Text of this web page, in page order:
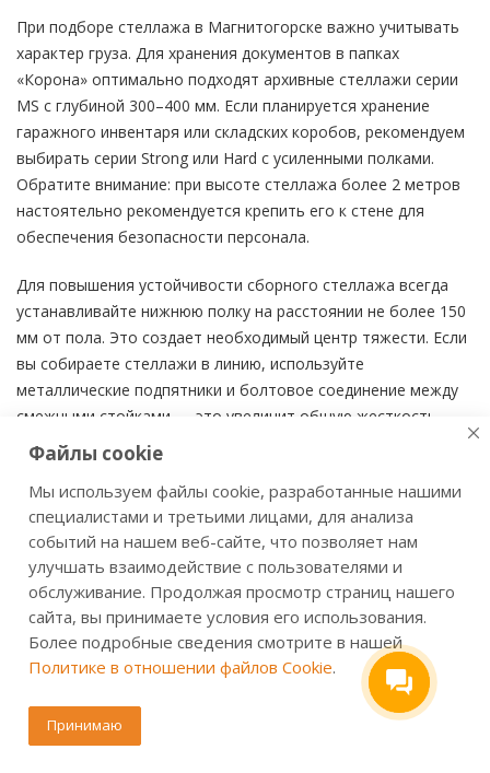
При подборе стеллажа в Магнитогорске важно учитывать
характер груза. Для хранения документов в папках
«Корона» оптимально подходят архивные стеллажи серии
MS с глубиной 300–400 мм. Если планируется хранение
гаражного инвентаря или складских коробов, рекомендуем
выбирать серии Strong или Hard с усиленными полками.
Обратите внимание: при высоте стеллажа более 2 метров
настоятельно рекомендуется крепить его к стене для
обеспечения безопасности персонала.
Для повышения устойчивости сборного стеллажа всегда
устанавливайте нижнюю полку на расстоянии не более 150
мм от пола. Это создает необходимый центр тяжести. Если
вы собираете стеллажи в линию, используйте
металлические подпятники и болтовое соединение между
смежными стойками — это увеличит общую жесткость
системы на 20-30%.
Добро пожаловать на сайт официального интернет-
магазинаVALBERGSAFE.RU в Магнитогорске.
Покупая металлический стеллаж в официальном
интернет-магазине ValbergSafe, вы можете быть
уверены, что получаете сертифицированную
высококачественную продукцию с гарантией и в
идеальном состоянии. Все изделия перед упаковкой
проходят тщательную проверку службой качества,
на все товары даётся гарантия.
Файлы cookie
Мы используем файлы cookie, разработанные нашими
специалистами и третьими лицами, для анализа
событий на нашем веб-сайте, что позволяет нам
улучшать взаимодействие с пользователями и
обслуживание. Продолжая просмотр страниц нашего
сайта, вы принимаете условия его использования.
Более подробные сведения смотрите в нашей
Политике в отношении файлов Cookie.
Принимаю